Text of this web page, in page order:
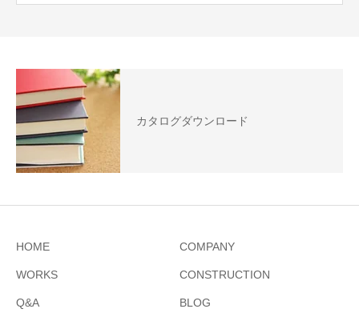
カタログダウンロード
HOME COMPANY
WORKS CONSTRUCTION
Q&A BLOG